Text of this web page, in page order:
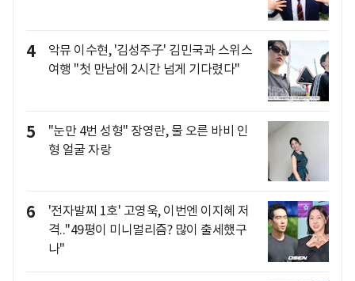
4
악뮤 이수현, '김성주子' 김민국과 스위스
여행 "첫 만남에 2시간 넘게 기다렸다"
5
"눈만 4번 성형" 장영란, 물 오른 바비 인
형 얼굴 자랑
6
'전자발찌 1호' 고영욱, 이번엔 이지혜 저
격.."49평이 미니멀리즘? 많이 출세했구
나"